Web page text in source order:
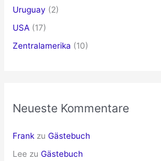
Uruguay (2)
USA (17)
Zentralamerika (10)
Neueste Kommentare
Frank zuGästebuch
Lee zuGästebuch